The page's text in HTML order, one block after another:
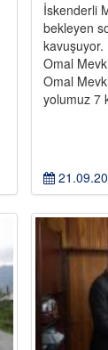
İskenderli
bekleyen
Omal
Omal
yolumuz 7